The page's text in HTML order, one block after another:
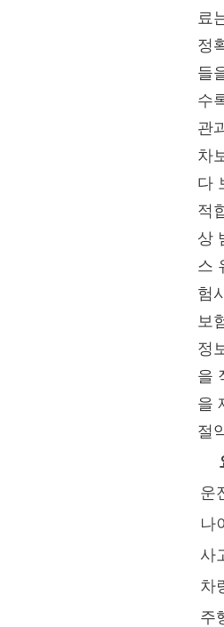
료
정
들
수
관
차
다
적
상
스
험
보
정
을
을
절
운
나
사
차
주